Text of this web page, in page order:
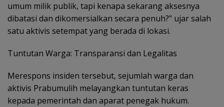
umum milik publik, tapi kenapa sekarang aksesnya
dibatasi dan dikomersialkan secara penuh?” ujar salah
satu aktivis setempat yang berada di lokasi.
Tuntutan Warga: Transparansi dan Legalitas
Merespons insiden tersebut, sejumlah warga dan
aktivis Prabumulih melayangkan tuntutan keras
kepada pemerintah dan aparat penegak hukum.